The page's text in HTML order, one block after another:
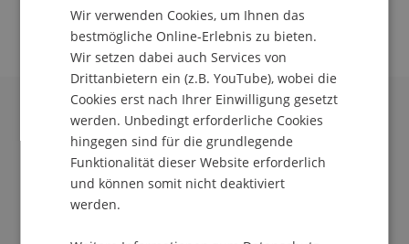
Keine Daten zu dieser Person gefunden
Universität Liechtenstein
Fürst-Franz-Josef-Strasse
9490 Vaduz
Liechtenstein
info@uni.li
Wir verwenden Cookies, um Ihnen das
bestmögliche Online-Erlebnis zu bieten.
Wir setzen dabei auch Services von
Drittanbietern ein (z.B. YouTube), wobei die
Cookies erst nach Ihrer Einwilligung gesetzt
werden. Unbedingt erforderliche Cookies
hingegen sind für die grundlegende
Funktionalität dieser Website erforderlich
und können somit nicht deaktiviert
werden.